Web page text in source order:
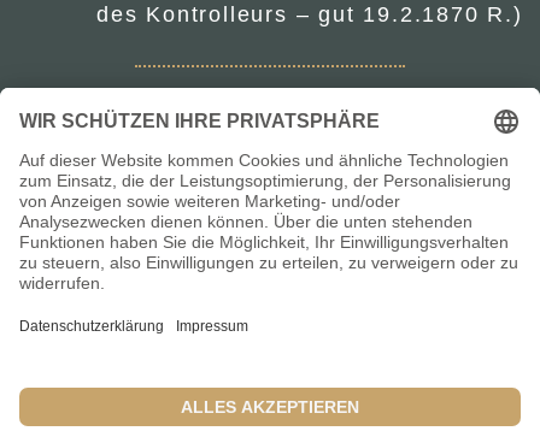
des Kontrolleurs – gut 19.2.1870 R.)
Vereinigung der Kapitäne und
Schiffsführer des Fischlandes
Links